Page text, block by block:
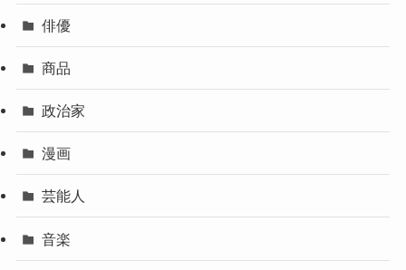
俳優
商品
政治家
漫画
芸能人
音楽